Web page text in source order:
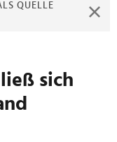
QUELLE
sich